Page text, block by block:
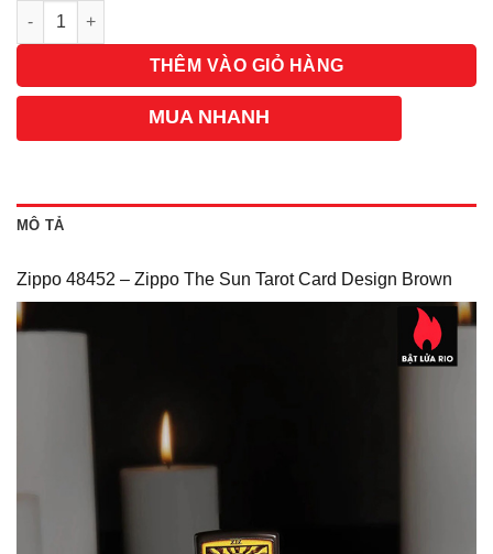
Số lượng
THÊM VÀO GIỎ HÀNG
MUA NHANH
MÔ TẢ
Zippo 48452 – Zippo The Sun Tarot Card Design Brown